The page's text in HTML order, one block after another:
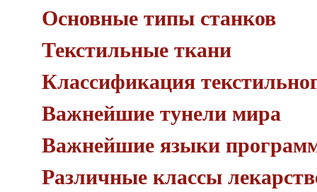
Основные типы станков
Текстильные ткани
Классификация
Важнейшие тунели мира
Важнейшие языки
Различные классы